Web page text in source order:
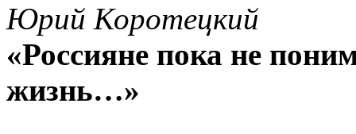
Юрий Коротецкий
«Россияне пока не
жизнь…»